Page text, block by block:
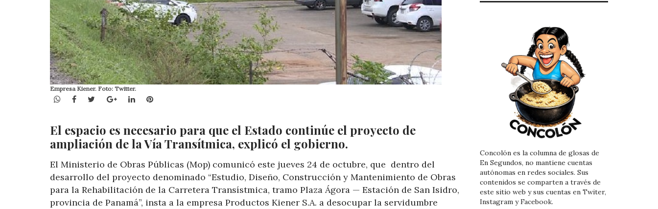
Empresa Kiener. Foto: Twitter.
WhatsApp
Facebook
TwitterGoogle+LinkedInPinterest
El espacio es necesario para que el Estado continúe el proyecto de
ampliación de la Vía Transítmica, explicó el gobierno.
El Ministerio de Obras Públicas (Mop) comunicó este jueves 24 de octubre, que dentro del
desarrollo del proyecto denominado “Estudio, Diseño, Construcción y Mantenimiento de Obras
para la Rehabilitación de la Carretera Transístmica, tramo Plaza Ágora — Estación de San Isidro,
provincia de Panamá”, insta a la empresa Productos Kiener S.A. a desocupar la servidumbre
Concolón es la columna de glosas de
En Segundos, no mantiene cuentas
autónomas en redes sociales. Sus
contenidos se comparten a través de
este sitio web y sus cuentas en Twiter,
Instagram y Facebook.